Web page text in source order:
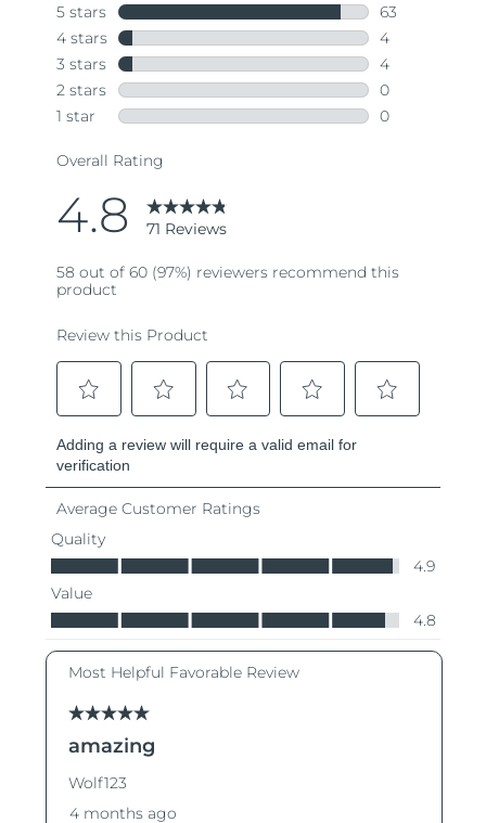
Same
page
link.